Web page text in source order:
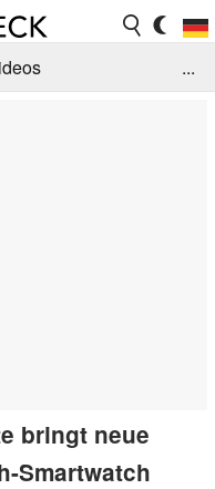
...
bringt neue
Smartwatch